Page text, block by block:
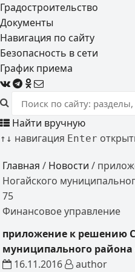
Градостроительство
Документы
Навигация по сайту
Безопасность в сети
График приема
Найти вручную
↑ ↓ навигация Enter
Главная / Новости /
Ногайского
75
Финансовое управление
приложение к решению
муниципального района
16.11.2016
author